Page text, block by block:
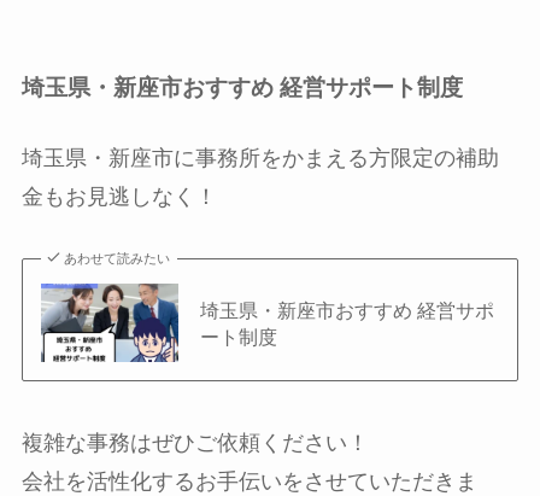
埼玉県・新座市おすすめ 経営サポート制度
埼玉県・新座市に事務所をかまえる方限定の補助
金もお見逃しなく！
あわせて読みたい
埼玉県・新座市おすすめ 経営サポ
ート制度
複雑な事務はぜひご依頼ください！
会社を活性化するお手伝いをさせていただきま